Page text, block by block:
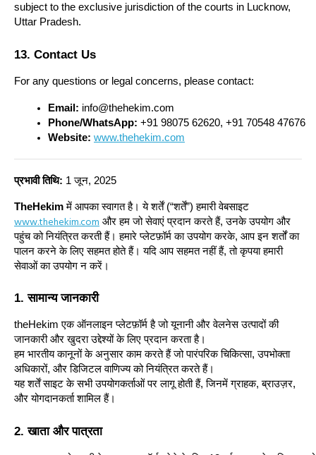
subject to the exclusive jurisdiction of the courts in Lucknow,
Uttar Pradesh.
13. Contact Us
For any questions or legal concerns, please contact:
Email: info@thehekim.com
Phone/WhatsApp: +91 98075 62620, +91 70548 47676
Website: www.thehekim.com
प्रभावी तिथि: 1 जून, 2025
TheHekimमें आपका स्वागत है। ये शर्तें (“शर्तें”) हमारी वेबसाइट
www.thehekim.com और हम जो सेवाएं प्रदान करते हैं, उनके उपयोग और
पहुंच को नियंत्रित करती हैं। हमारे प्लेटफ़ॉर्म का उपयोग करके, आप इन शर्तों का
पालन करने के लिए सहमत होते हैं। यदि आप सहमत नहीं हैं, तो कृपया हमारी
सेवाओं का उपयोग न करें।
1. सामान्य जानकारी
theHekim एक ऑनलाइन प्लेटफ़ॉर्म है जो यूनानी और वेलनेस उत्पादों की
जानकारी और खुदरा उद्देश्यों के लिए प्रदान करता है।
हम भारतीय कानूनों के अनुसार काम करते हैं जो पारंपरिक चिकित्सा, उपभोक्ता
अधिकारों, और डिजिटल वाणिज्य को नियंत्रित करते हैं।
यह शर्तें साइट के सभी उपयोगकर्ताओं पर लागू होती हैं, जिनमें ग्राहक, ब्राउज़र,
और योगदानकर्ता शामिल हैं।
2. खाता और पात्रता